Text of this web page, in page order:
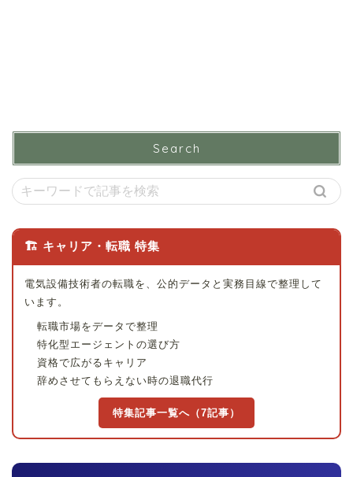
Search
🏗 キャリア・転職 特集
電気設備技術者の転職を、公的データと実務目線で整理して
います。
転職市場をデータで整理
特化型エージェントの選び方
資格で広がるキャリア
辞めさせてもらえない時の退職代行
特集記事一覧へ（7記事）